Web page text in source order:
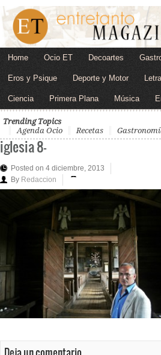
Home Ocio ET Decoartes
Eros y Psique Deporte y Motor
Ciencia Primera Plana Música
Trending Topics
Agenda Ocio
Recetas
iglesia 8—
Posted on 4 diciembre, 2013
By Redaccion